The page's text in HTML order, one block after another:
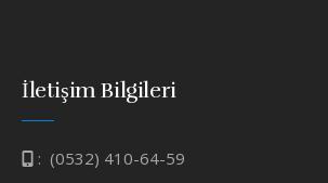
İletişim Bilgileri
: (0532) 410-64-59